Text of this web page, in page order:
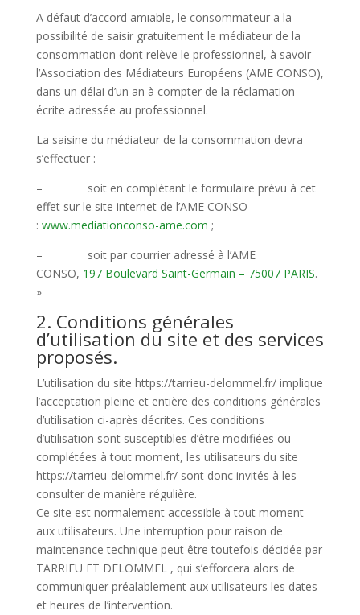
A défaut d’accord amiable, le consommateur a la
possibilité de saisir gratuitement le médiateur de la
consommation dont relève le professionnel, à savoir
l’Association des Médiateurs Européens (AME CONSO),
dans un délai d’un an à compter de la réclamation
écrite adressée au professionnel.
La saisine du médiateur de la consommation devra
s’effectuer :
– soit en complétant le formulaire prévu à cet
effet sur le site internet de l’AME CONSO
: www.mediationconso-ame.com ;
– soit par courrier adressé à l’AME
CONSO, 197 Boulevard Saint-Germain – 75007 PARIS.
»
2. Conditions générales
d’utilisation du site et des services
proposés.
L’utilisation du site https://tarrieu-delommel.fr/ implique
l’acceptation pleine et entière des conditions générales
d’utilisation ci-après décrites. Ces conditions
d’utilisation sont susceptibles d’être modifiées ou
complétées à tout moment, les utilisateurs du site
https://tarrieu-delommel.fr/ sont donc invités à les
consulter de manière régulière.
Ce site est normalement accessible à tout moment
aux utilisateurs. Une interruption pour raison de
maintenance technique peut être toutefois décidée par
TARRIEU ET DELOMMEL , qui s’efforcera alors de
communiquer préalablement aux utilisateurs les dates
et heures de l’intervention.